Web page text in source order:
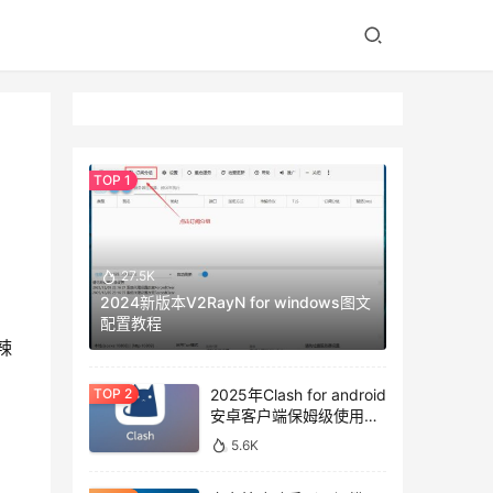
27.5K
2024新版本V2RayN for windows图文
配置教程
2025年Clash for android
安卓客户端保姆级使用教
程
5.6K